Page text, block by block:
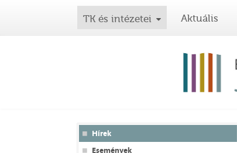
TK és intézetei Aktuális
Hírek
Események